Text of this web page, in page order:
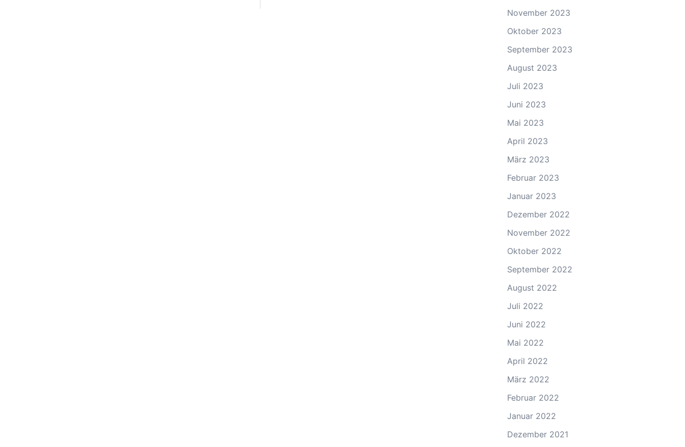
November 2023
Oktober 2023
September 2023
August 2023
Juli 2023
Juni 2023
Mai 2023
April 2023
März 2023
Februar 2023
Januar 2023
Dezember 2022
November 2022
Oktober 2022
September 2022
August 2022
Juli 2022
Juni 2022
Mai 2022
April 2022
März 2022
Februar 2022
Januar 2022
Dezember 2021